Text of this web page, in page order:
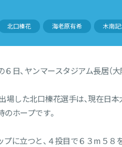
北口榛花 海老原有希 木南
日、ヤンマースタジアム長居（
場した北口榛花選手は、現在日
ホープです。
に立つと、４投目で６３m５８